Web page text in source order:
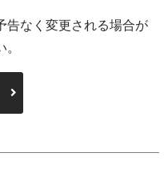
なく変更される場合が